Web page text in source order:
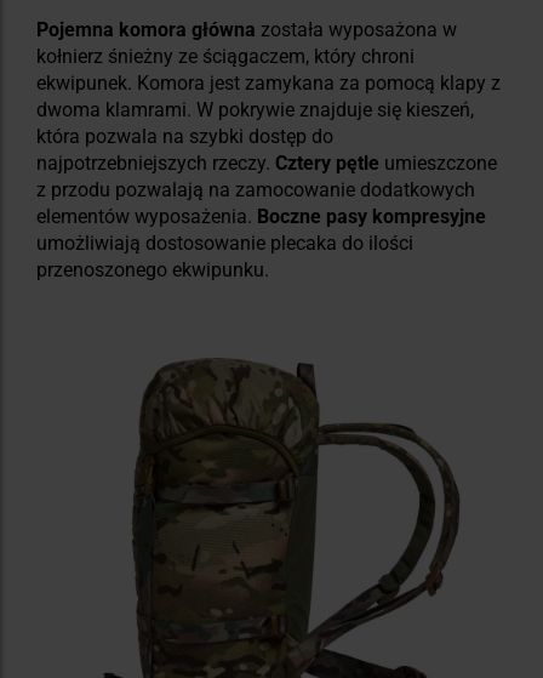
Pojemna komora główna została wyposażona w
kołnierz śnieżny ze ściągaczem, który chroni
ekwipunek. Komora jest zamykana za pomocą klapy z
dwoma klamrami. W pokrywie znajduje się kieszeń,
która pozwala na szybki dostęp do
najpotrzebniejszych rzeczy. Cztery pętle umieszczone
z przodu pozwalają na zamocowanie dodatkowych
elementów wyposażenia. Boczne pasy kompresyjne
umożliwiają dostosowanie plecaka do ilości
przenoszonego ekwipunku.